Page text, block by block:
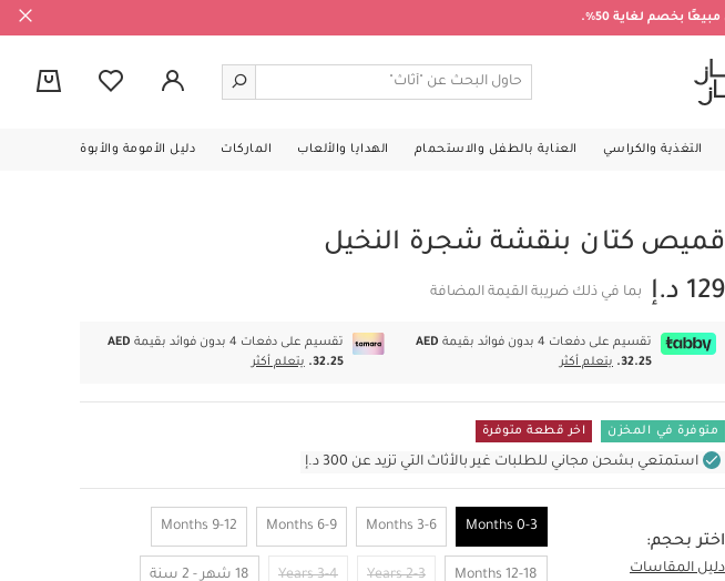
بخصم لغاية 50%.
التغذية والكراسي العناية بالطفل والاستحمام الهدايا والألعاب الماركات دليل الأمومة والأبوة
قميص كتان بنقشة شجرة النخيل
129 د.إ
بما في ذلك ضريبة القيمة المضافة
تقسيم على دفعات 4 بدون فوائد بقيمة
AED
32.25.
يتعلم أكثر
تقسيم على دفعات 4 بدون فوائد بقيمة
AED
32.25.
يتعلم أكثر
متوفرة في المخزن اخر قطعة متوفرة
استمتعي بشحن مجاني للطلبات غير بالأثاث التي تزيد عن 300 د.إ
اختر بحجم:
دليل المقاسات
0-3 Months
3-6 Months
6-9 Months
9-12 Months
12-18 Months
2-3 Years
3-4 Years 18 شهر - 2 سنة 0-3 Months